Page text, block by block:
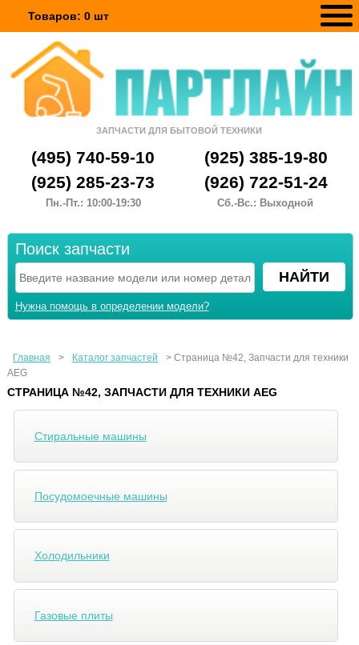
Товаров: 0 шт
ЗАПЧАСТИ ДЛЯ БЫТОВОЙ ТЕХНИКИ
(495) 740-59-10
(925) 385-19-80
(925) 285-23-73
(926) 722-51-24
Пн.-Пт.: 10:00-19:30 Сб.-Вс.: Выходной
Поиск запчасти
Нужна помощь в определении модели?
Главная > Каталог запчастей > Страница №42, Запчасти для техники
AEG
СТРАНИЦА №42, ЗАПЧАСТИ ДЛЯ ТЕХНИКИ AEG
Стиральные машины
Посудомоечные машины
Холодильники
Газовые плиты